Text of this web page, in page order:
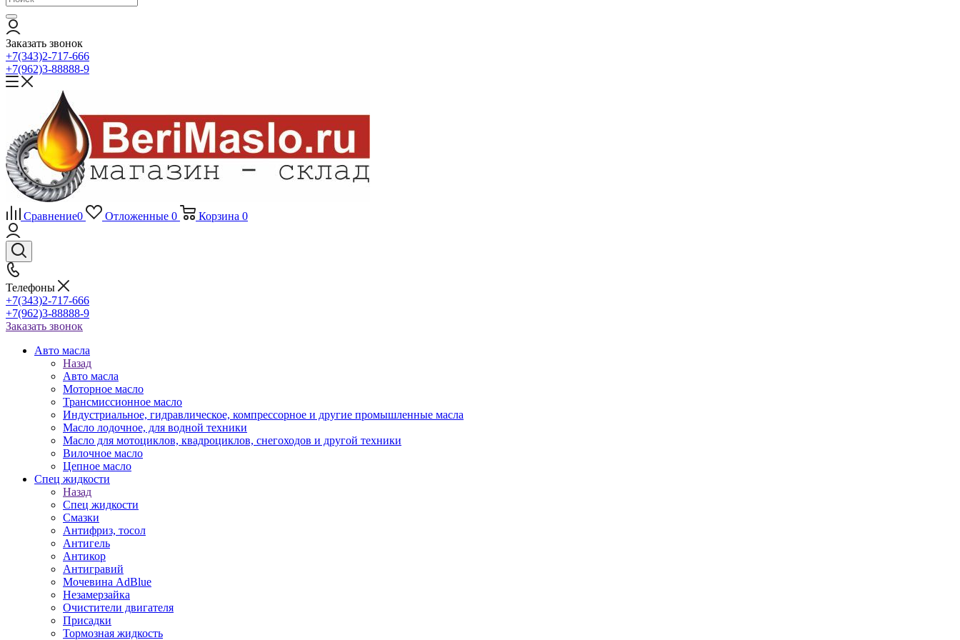
Заказать звонок
+7(343)2-717-666
+7(962)3-88888-9
Сравнение0 Отложенные 0 Корзина 0
Телефоны
+7(343)2-717-666
+7(962)3-88888-9
Заказать звонок
Авто масла
Назад
Авто масла
Моторное масло
Трансмиссионное масло
Индустриальное, гидравлическое, компрессорное и другие промышленные масла
Масло лодочное, для водной техники
Масло для мотоциклов, квадроциклов, снегоходов и другой техники
Вилочное масло
Цепное масло
Спец жидкости
Назад
Спец жидкости
Смазки
Антифриз, тосол
Антигель
Антикор
Антигравий
Мочевина AdBlue
Незамерзайка
Очистители двигателя
Присадки
Тормозная жидкость